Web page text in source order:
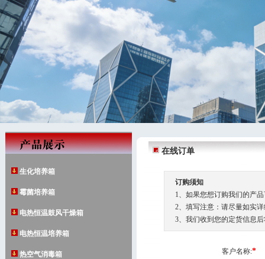
生化培养箱
霉菌培养箱
电热恒温鼓风干燥箱
电热恒温培养箱
热空气消毒箱
在线订单
订购须知
1、如果您想订购我们的产
2、填写注意：请尽量如实
3、我们收到您的定货信息
客户名称:*